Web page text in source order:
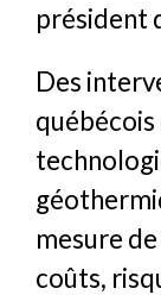
président
Des
mesure
coûts,